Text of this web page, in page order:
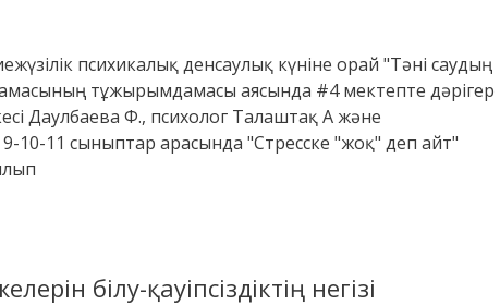
психикалық денсаулық күніне орай "Тәні саудың
тұжырымдамасы аясында #4 мектепте дәрігер
Даулбаева Ф., психолог Талаштақ А және
10-11 сыныптар арасында "Стресске "жоқ" деп айт"
білу-қауіпсіздіктің негізі